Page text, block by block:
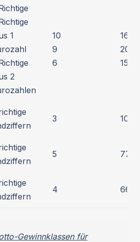
1
2
10
9
6
3 100
5 77
4 66
Gewinnklassen für